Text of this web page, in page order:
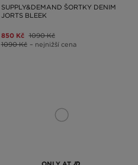
SUPPLY&DEMAND ŠORTKY DENIM
JORTS BLEEK
850 Kč 1090 Kč
1090 Kč – nejnižší cena